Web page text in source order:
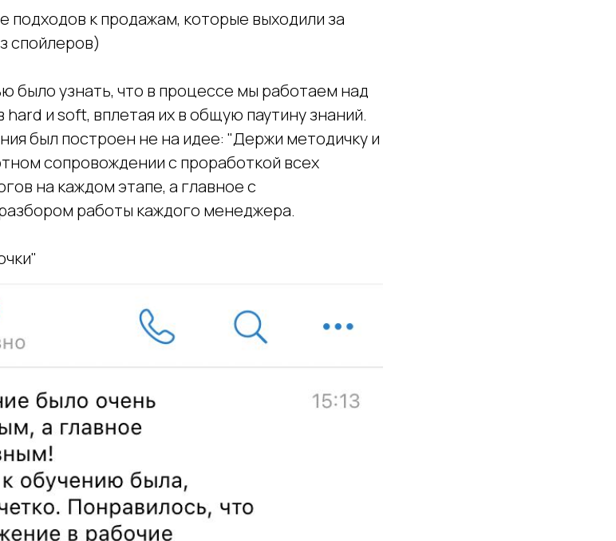
подходов к продажам, которые выходили за
спойлеров)
было узнать, что в процессе мы работаем над
и soft, вплетая их в общую паутину знаний.
был построен не на идее: "Держи методичку и
сопровождении с проработкой всех
на каждом этапе, а главное с
работы каждого менеджера.